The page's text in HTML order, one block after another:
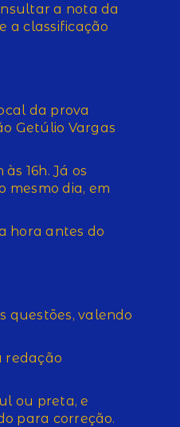
a nota da
a classificação
da prova
Getúlio Vargas
16h. Já os
mesmo dia, em
hora antes do
questões, valendo
redação
ou preta, e
para correção.